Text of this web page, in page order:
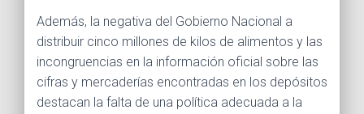
Además, la negativa del Gobierno Nacional a
distribuir cinco millones de kilos de alimentos y las
incongruencias en la información oficial sobre las
cifras y mercaderías encontradas en los depósitos
destacan la falta de una política adecuada a la